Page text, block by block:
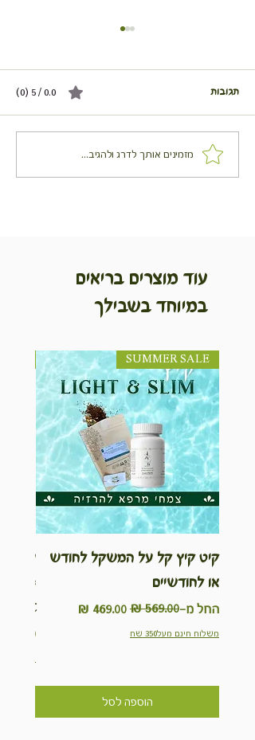
לחם (חלה) גבינה ועשבי תיבול
תגובות 0.0 / 5 ‏(0)
מזמינים אותך לדרג ולהגיב...
עוד מוצרים בריאים
במיוחד בשבילך
SUMMER SALE
קיט קיץ קל על המשקל לחודש
או לחודשיים
החל מ-
מחיר רגיל
מחיר מבצע
משלוח חינם מעל350 שח
הוספה לסל
ערכת
Kit
מחיר